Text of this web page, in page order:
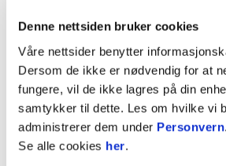
Denne nettsiden bruker cookies
Våre nettsider benytter
Dersom de ikke er nødvendig for at
fungere, vil de ikke lagres på din
samtykker til dette. Les om hvilke vi
administrerer dem under Personvern.
Se alle cookies her.
der jeg puttet veldig mange mål og
beste sånn sett. Derfor tror jeg at
passer meg veldig bra, sier Aga -
han endte på 39 mål og sju assist
for lille Grorud i OBOS-ligaen.
Trent av Frigård, spilt